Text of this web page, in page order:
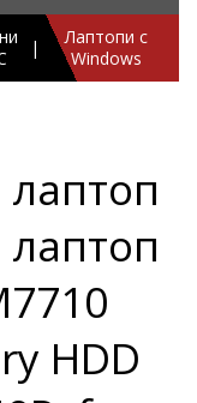
|
Лаптопи с
Windows
HDD